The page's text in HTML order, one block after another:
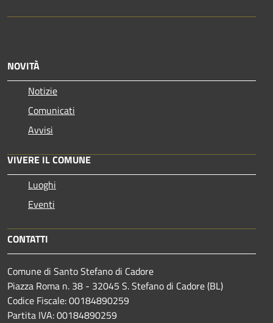
NOVITÀ
Notizie
Comunicati
Avvisi
VIVERE IL COMUNE
Luoghi
Eventi
CONTATTI
Comune di Santo Stefano di Cadore
Piazza Roma n. 38 - 32045 S. Stefano di Cadore (BL)
Codice Fiscale: 00184890259
Partita IVA: 00184890259